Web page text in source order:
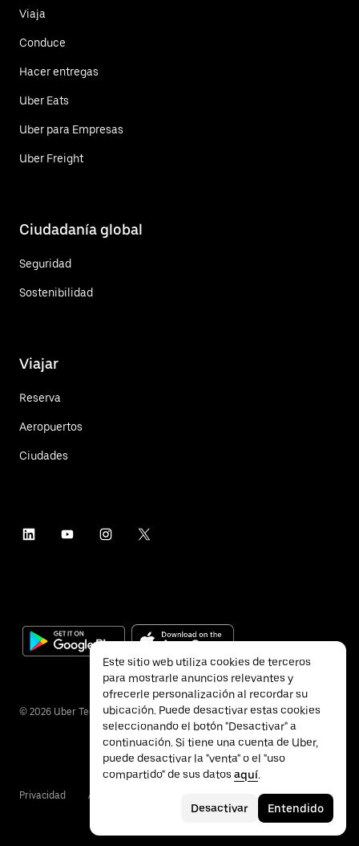
Viaja
Conduce
Hacer entregas
Uber Eats
Uber para Empresas
Uber Freight
Ciudadanía global
Seguridad
Sostenibilidad
Viajar
Reserva
Aeropuertos
Ciudades
© 2026 Uber Technologies Inc.
Privacidad Accesibilidad
Este sitio web utiliza cookies de terceros
para mostrarle anuncios relevantes y
ofrecerle personalización al recordar su
ubicación. Puede desactivar estas cookies
seleccionando el botón "Desactivar" a
continuación. Si tiene una cuenta de Uber,
puede desactivar la "venta" o el "uso
compartido" de sus datos aquí.
Desactivar Entendido